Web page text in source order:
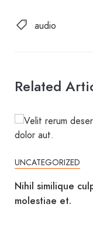
audio
Related
UNCATEGORIZED
Nihil similique
molestiae et.